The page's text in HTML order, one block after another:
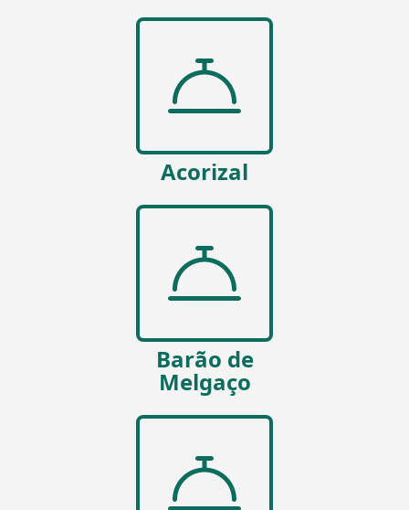
Acorizal
Barão de
Melgaço